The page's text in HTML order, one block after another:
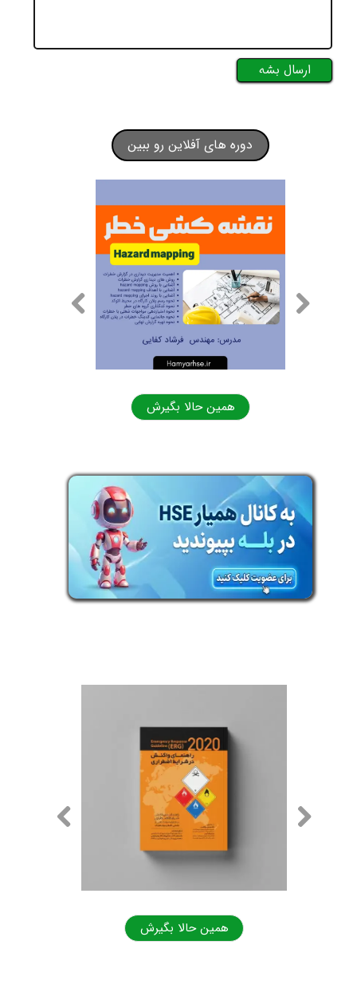
ارسال بشه
همین حالا بگیرش
دوره های آفلاین رو ببین
همین حالا بگیرش